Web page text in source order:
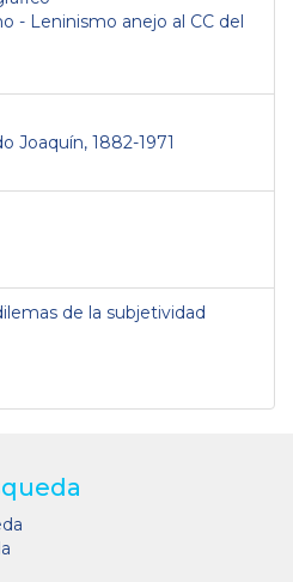
- Leninismo anejo al CC del
Joaquín, 1882-1971
de la subjetividad